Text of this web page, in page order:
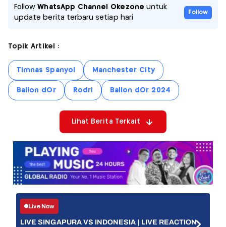
FollowWhatsApp Channel Okezone untuk
update berita terbaru setiap hari
Follow
Topik Artikel :
Timnas Spanyol Manchester City
Ballon dOr Rodri Ballon dOr 2024
Lihat Berita Terkait
Live Now
LIVE SINGAPURA VS INDONESIA | LIVE REACTION